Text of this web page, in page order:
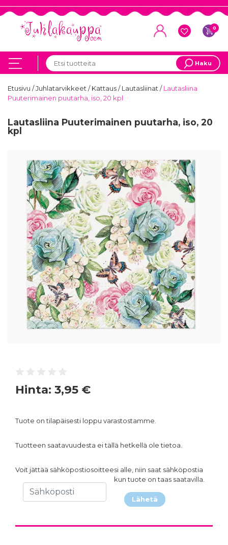
0
Haku
Etusivu /Juhlatarvikkeet/Kattaus/Lautasliinat/Lautasliina
Puuterimainen puutarha, iso, 20 kpl
Lautasliina Puuterimainen puutarha, iso, 20
kpl
Hinta: 3,95 €
Tuote on tilapäisesti loppu varastostamme.
Tuotteen saatavuudesta ei tällä hetkellä ole tietoa.
Voit jättää sähköpostiosoitteesi alle, niin saat sähköpostia
kun tuote on taas saatavilla.
Lähetä